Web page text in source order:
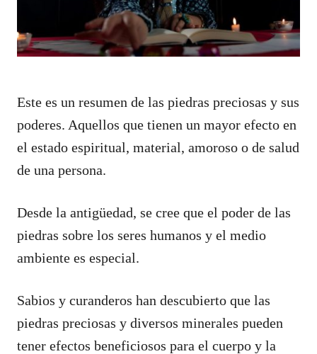
Este es un resumen de las piedras preciosas y sus
poderes. Aquellos que tienen un mayor efecto en
el estado espiritual, material, amoroso o de salud
de una persona.
Desde la antigüedad, se cree que el poder de las
piedras sobre los seres humanos y el medio
ambiente es especial.
Sabios y curanderos han descubierto que las
piedras preciosas y diversos minerales pueden
tener efectos beneficiosos para el cuerpo y la